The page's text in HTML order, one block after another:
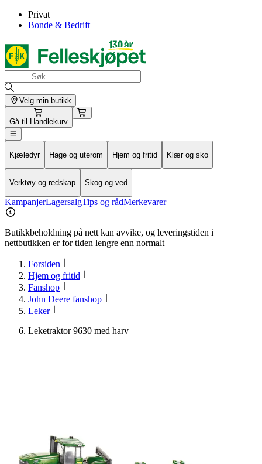
Privat
Bonde & Bedrift
Velg min butikk
Gå til Handlekurv
Kjæledyr Hage og uterom Hjem og fritid Klær og sko
Verktøy og redskap Skog og ved
KampanjerLagersalgTips og rådMerkevarer
Butikkbeholdning på nett kan avvike, og leveringstiden i
nettbutikken er for tiden lengre enn normalt
Forsiden
Hjem og fritid
Fanshop
John Deere fanshop
Leker
Leketraktor 9630 med harv